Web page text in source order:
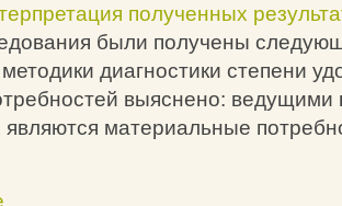
полученных
были получены
диагностики степени
выяснено: ведущими
материальные